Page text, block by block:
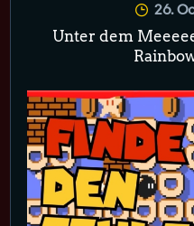
26.
Unter dem